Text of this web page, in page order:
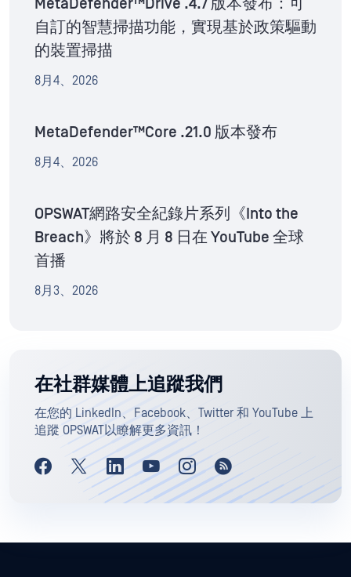
MetaDefender™Drive .4.7 版本發布：可
自訂的智慧掃描功能，實現基於政策驅動
的裝置掃描
8月4、2026
MetaDefender™Core .21.0 版本發布
8月4、2026
OPSWAT網路安全紀錄片系列《Into the
Breach》將於 8 月 8 日在 YouTube 全球
首播
8月3、2026
在社群媒體上追蹤我們
在您的 LinkedIn、Facebook、Twitter 和 YouTube 上
追蹤 OPSWAT以瞭解更多資訊！